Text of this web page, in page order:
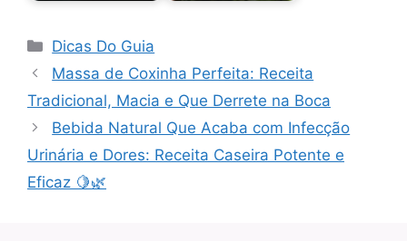
Categorias
Dicas Do Guia
Massa de Coxinha Perfeita: Receita
Tradicional, Macia e Que Derrete na Boca
Bebida Natural Que Acaba com Infecção
Urinária e Dores: Receita Caseira Potente e
Eficaz 🍋🌿